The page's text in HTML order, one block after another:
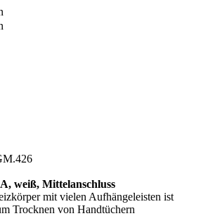
weiß, Mittelanschluss
mit vielen Aufhängeleisten ist
Trocknen von Handtüchern